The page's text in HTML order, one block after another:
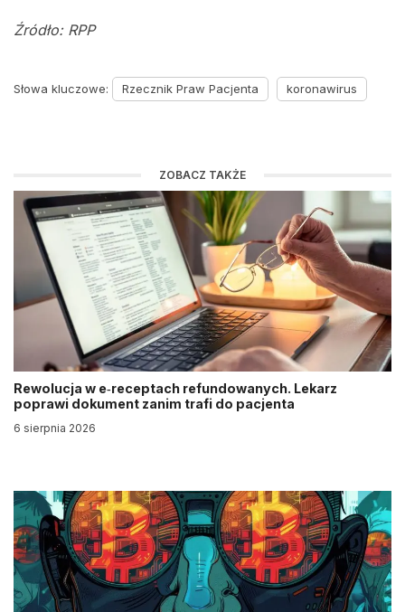
Źródło: RPP
Słowa kluczowe: Rzecznik Praw Pacjenta koronawirus
ZOBACZ TAKŻE
Rewolucja w e‑receptach refundowanych. Lekarz
poprawi dokument zanim trafi do pacjenta
6 sierpnia 2026